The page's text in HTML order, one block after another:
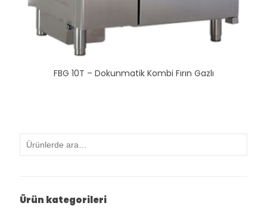
FBG 10T – Dokunmatik Kombi Fırın Gazlı
Ürün kategorileri